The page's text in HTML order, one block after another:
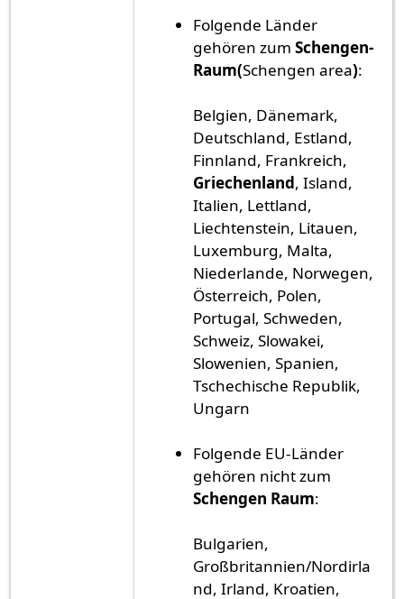
Folgende Länder
gehören zumSchengen-
Raum(Schengen area):
Belgien, Dänemark,
Deutschland, Estland,
Finnland, Frankreich,
Griechenland, Island,
Italien, Lettland,
Liechtenstein, Litauen,
Luxemburg, Malta,
Niederlande, Norwegen,
Österreich, Polen,
Portugal, Schweden,
Schweiz, Slowakei,
Slowenien, Spanien,
Tschechische Republik,
Ungarn
Folgende EU-Länder
gehören nicht zum
Schengen Raum:
Bulgarien,
Großbritannien/Nordirla
nd, Irland, Kroatien,